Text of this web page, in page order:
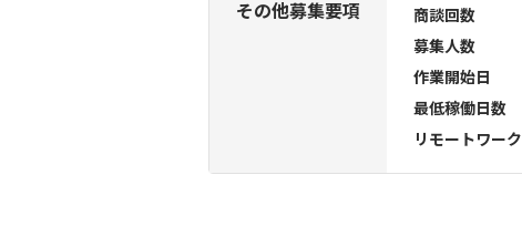
その他募集要項 商談回数
募集人数
作業開始日
最低稼働日数
リモートワーク